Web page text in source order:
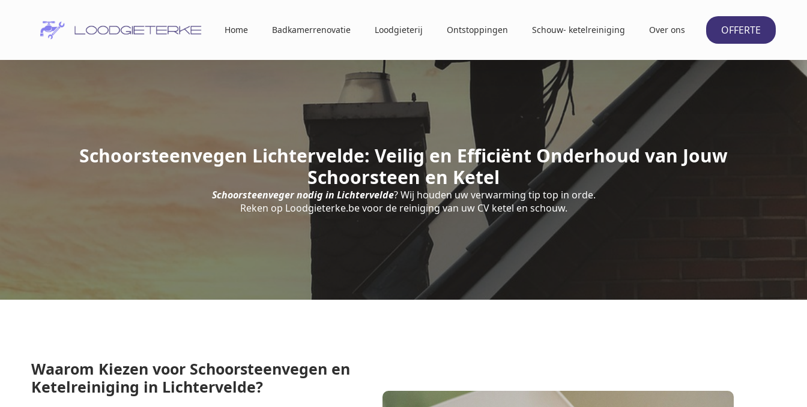
Home Badkamerrenovatie Loodgieterij Ontstoppingen Schouw- ketelreiniging Over ons OFFERTE
Schoorsteenvegen Lichtervelde: Veilig en Efficiënt Onderhoud van Jouw
Schoorsteen en Ketel
Schoorsteenveger nodig in Lichtervelde? Wij houden uw verwarming tip top in orde.
Reken op Loodgieterke.be voor de reiniging van uw CV ketel en schouw.
Waarom Kiezen voor Schoorsteenvegen en
Ketelreiniging in Lichtervelde?